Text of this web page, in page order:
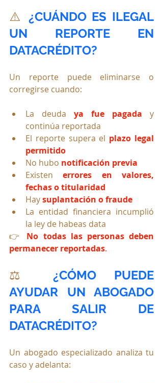
⚠️ ¿CUÁNDO ES ILEGAL
UN REPORTE EN
DATACRÉDITO?
Un reporte puede eliminarse o
corregirse cuando:
La deuda ya fue pagada y
continúa reportada
El reporte supera el plazo legal
permitido
No hubo notificación previa
Existen errores en valores,
fechas o titularidad
Hay suplantación o fraude
La entidad financiera incumplió
la ley de habeas data
👉 No todas las personas deben
permanecer reportadas.
⚖️ ¿CÓMO PUEDE
AYUDAR UN ABOGADO
PARA SALIR DE
DATACRÉDITO?
Un abogado especializado analiza tu
caso y adelanta: